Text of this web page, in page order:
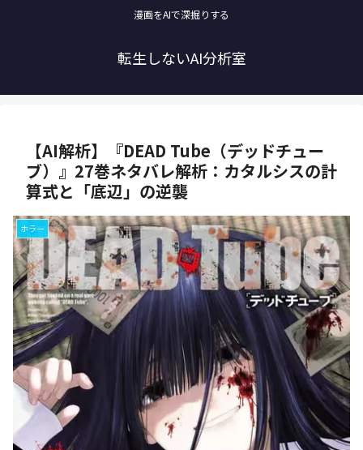
漫画をAIで深掘りする
転生しないAI分析室
【AI解析】『DEAD Tube（デッドチュー
ブ）』27巻ネタバレ解析：カタルシスの計
算式と「底辺」の逆襲
ホラー